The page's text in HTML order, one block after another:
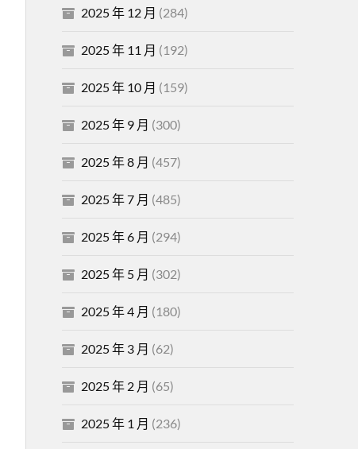
2025 年 12 月 (284)
2025 年 11 月 (192)
2025 年 10 月 (159)
2025 年 9 月 (300)
2025 年 8 月 (457)
2025 年 7 月 (485)
2025 年 6 月 (294)
2025 年 5 月 (302)
2025 年 4 月 (180)
2025 年 3 月 (62)
2025 年 2 月 (65)
2025 年 1 月 (236)